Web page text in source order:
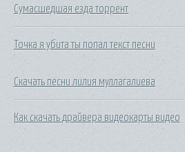
Сумасшедшая езда торрент
Точка я убита ты попал текст песни
Скачать песни лилия муллагалиева
Как скачать драйвера видеокарты видео